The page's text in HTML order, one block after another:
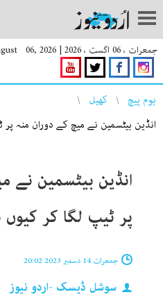
جمعرات ، 06 اگست ، 2026 |
06, 2026
You are here
ہوم پیچ
کھیل
انڈین بیٹسمین نے میچ کے دوران منہ پر
انڈین بیٹسمین نے
پر ٹیپ لگا کر
جمعرات 14 دسمبر 2023 20:02
سوشل ڈیسک -اردو نیوز